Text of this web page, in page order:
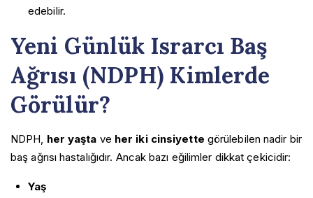
edebilir.
Yeni Günlük Israrcı Baş
Ağrısı (NDPH) Kimlerde
Görülür?
NDPH, her yaşta ve her iki cinsiyette görülebilen nadir bir
baş ağrısı hastalığıdır. Ancak bazı eğilimler dikkat çekicidir:
Yaş